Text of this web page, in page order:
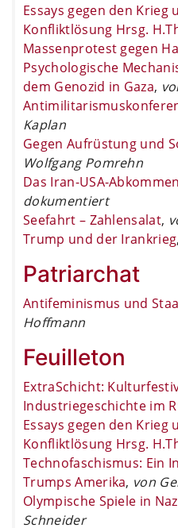
Essays gegen den Krieg
Konfliktlösung Hrsg.
Massenprotest gegen
Psychologische
dem Genozid in Gaza,
Kaplan
Gegen Aufrüstung und
Wolfgang Pomrehn
Das Iran-USA-
dokumentiert
Seefahrt – Zahlensalat,
Trump und der Irankrieg,
Patriarchat
Antifeminismus und
Hoffmann
Feuilleton
ExtraSchicht:
Industriegeschichte im
Essays gegen den Krieg
Konfliktlösung Hrsg.
Technofaschismus: Ein
Trumps Amerika, von
Olympische Spiele in
Schneider